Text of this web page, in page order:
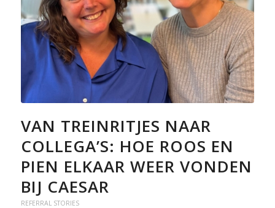
VAN TREINRITJES NAAR
COLLEGA’S: HOE ROOS EN
PIEN ELKAAR WEER VONDEN
BIJ CAESAR
REFERRAL STORIES